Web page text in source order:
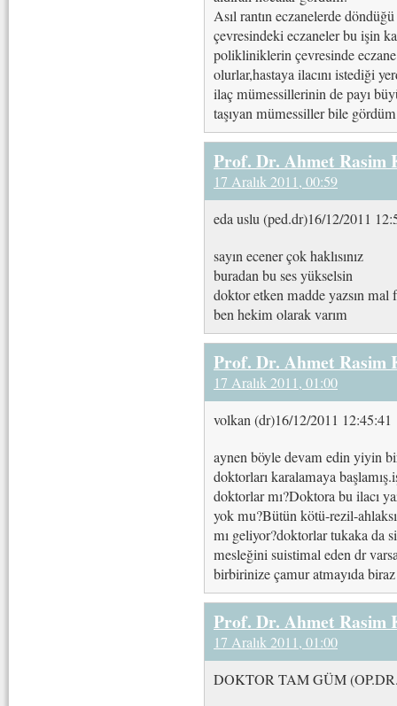
Asıl rantın eczanelerde
çevresindeki eczaneler bu işin
polikliniklerin çevresinde
olurlar,hastaya ilacını istediği
ilaç mümessillerinin de payı
taşıyan mümessiller bile
Prof. Dr. Ahmet Rasim
17 Aralık 2011, 00:59
eda uslu (ped.dr)16/12/2011
sayın ecener çok haklısınız
buradan bu ses yükselsin
doktor etken madde yazsın mal
ben hekim olarak varım
Prof. Dr. Ahmet Rasim
17 Aralık 2011, 01:00
volkan (dr)16/12/2011 12:45:41
aynen böyle devam edin yiyin
doktorları karalamaya
doktorlar mı?Doktora bu ilacı
yok mu?Bütün kötü-rezil-
mı geliyor?doktorlar tukaka da
mesleğini suistimal eden dr
birbirinize çamur atmayıda
Prof. Dr. Ahmet Rasim
17 Aralık 2011, 01:00
DOKTOR TAM GÜM